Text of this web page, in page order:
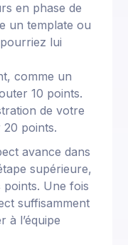
en phase de
un template ou
lui
comme un
10 points.
de votre
points.
avance dans
supérieure,
points. Une fois
suffisamment
à l’équipe